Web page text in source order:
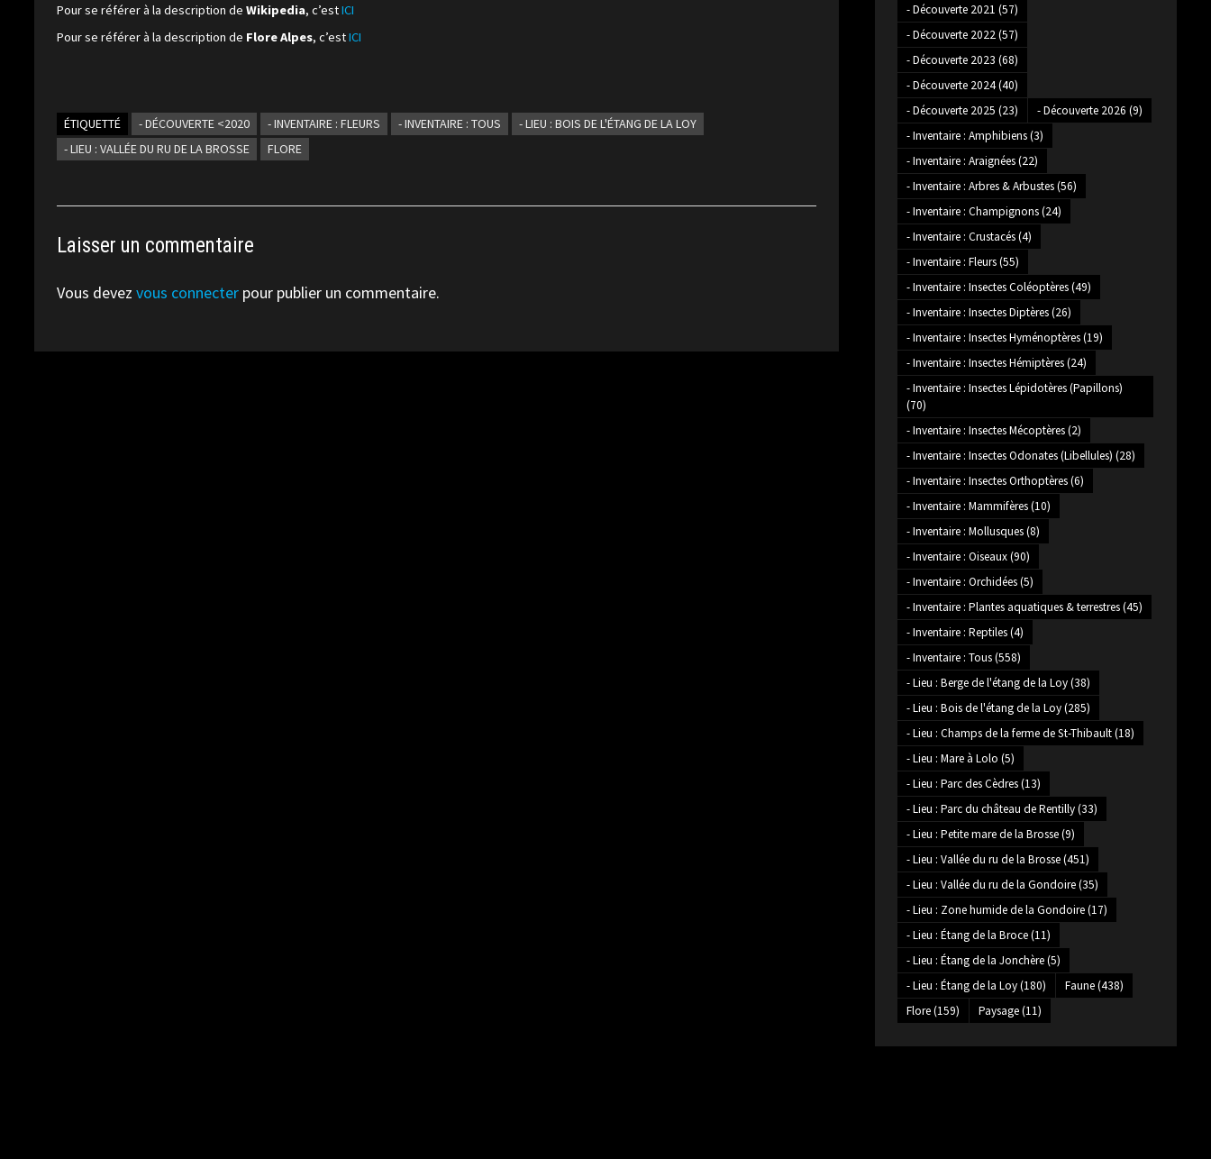
Pour se référer à la description deWikipedia, c’estICI
Pour se référer à la description de Flore Alpes, c’estICI
ÉTIQUETTÉ - DÉCOUVERTE <2020 - INVENTAIRE : FLEURS - INVENTAIRE : TOUS
- LIEU : BOIS DE L'ÉTANG DE LA LOY
- LIEU : VALLÉE DU RU DE LA BROSSE
FLORE
Laisser un commentaire
Vous devezvous connecter pour publier un commentaire.
- Découverte 2021 (57)
- Découverte 2022(57)
- Découverte 2023 (68)
- Découverte 2024(40)
- Découverte 2025 (23) - Découverte 2026 (9)
- Inventaire : Amphibiens(3)
- Inventaire : Araignées(22)
- Inventaire : Arbres & Arbustes(56)
- Inventaire : Champignons(24)
- Inventaire : Crustacés(4)
- Inventaire : Fleurs(55)
- Inventaire : Insectes Coléoptères(49)
- Inventaire : Insectes Diptères(26)
- Inventaire : Insectes Hyménoptères(19)
- Inventaire : Insectes Hémiptères(24)
- Inventaire : Insectes Lépidotères (Papillons)
(70)
- Inventaire : Insectes Mécoptères(2)
- Inventaire : Insectes Odonates (Libellules) (28)
- Inventaire : Insectes Orthoptères(6)
- Inventaire : Mammifères(10)
- Inventaire : Mollusques(8)
- Inventaire : Oiseaux(90)
- Inventaire : Orchidées(5)
- Inventaire : Plantes aquatiques & terrestres(45)
- Inventaire : Reptiles(4)
- Inventaire : Tous(558)
- Lieu : Berge de l'étang de la Loy(38)
- Lieu : Bois de l'étang de la Loy(285)
- Lieu : Champs de la ferme de St-Thibault(18)
- Lieu : Mare à Lolo (5)
- Lieu : Parc des Cèdres(13)
- Lieu : Parc du château de Rentilly(33)
- Lieu : Petite mare de la Brosse(9)
- Lieu : Vallée du ru de la Brosse(451)
- Lieu : Vallée du ru de la Gondoire(35)
- Lieu : Zone humide de la Gondoire(17)
- Lieu : Étang de la Broce(11)
- Lieu : Étang de la Jonchère(5)
- Lieu : Étang de la Loy(180) Faune(438)
Flore(159) Paysage(11)